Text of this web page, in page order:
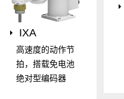
IXA
高速度的动作节
拍，搭载免电池
绝对型编码器